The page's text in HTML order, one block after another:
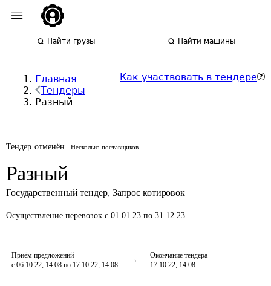
Найти грузы Найти машины
Главная
Тендеры
Разный
Как участвовать в тендере
Тендер отменён Несколько поставщиков
Разный
Государственный тендер, Запрос котировок
Осуществление перевозок с 01.01.23 по 31.12.23
Приём предложений
с 06.10.22, 14:08 по 17.10.22, 14:08
Окончание тендера
17.10.22, 14:08